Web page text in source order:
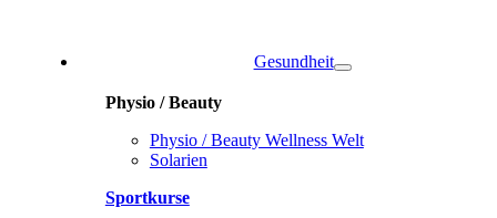
Gesundheit
Physio / Beauty
Physio / Beauty Wellness Welt
Solarien
Sportkurse